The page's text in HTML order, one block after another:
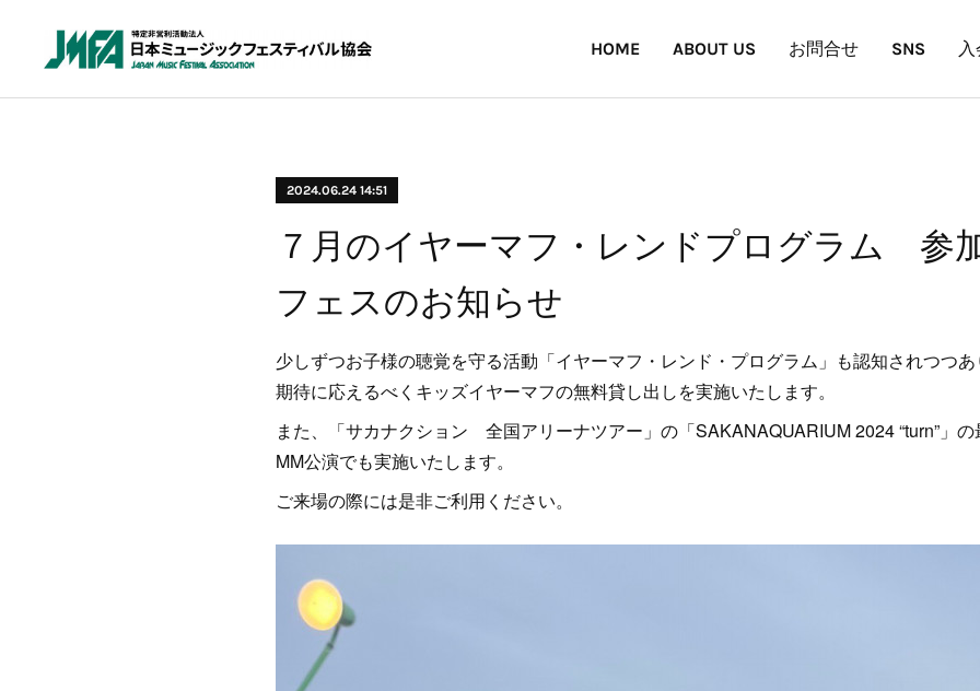
HOME ABOUT US お問合せ SNS
2024.06.24 14:51
７月のイヤーマフ・レンドプログラム 参
フェスのお知らせ
少しずつお子様の聴覚を守る活動「イヤーマフ・レンド・プログラム」も認知されつつ
期待に応えるべくキッズイヤーマフの無料貸し出しを実施いたします。
また、「サカナクション 全国アリーナツアー」の「SAKANAQUARIUM 2024 “turn”」
MM公演でも実施いたします。
ご来場の際には是非ご利用ください。